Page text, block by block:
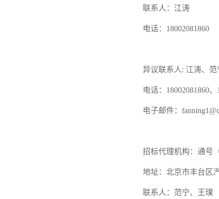
联系人：江涛
电话：18002081860
异议联系人: 江涛、范
电话：18002081860、
电子邮件：
招标代理机构：通号
地址：北京市丰台区
联系人：范宁、王璞